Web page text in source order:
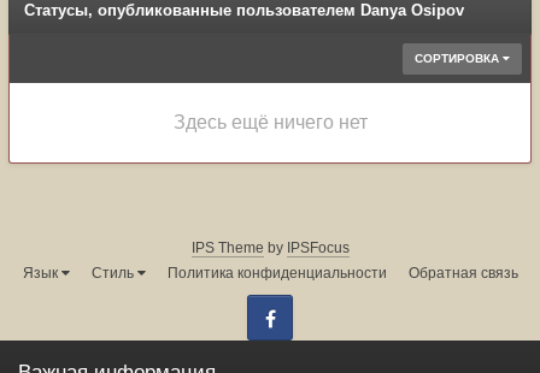
Статусы, опубликованные пользователем Danya Osipov
СОРТИРОВКА
Здесь ещё ничего нет
IPS Theme by IPSFocus
Язык
Стиль Политика конфиденциальности Обратная связь
Администрация форума: